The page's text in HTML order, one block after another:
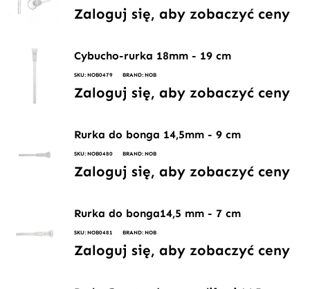
Zaloguj się, aby zobaczyć ceny
Cybucho-rurka 18mm - 19 cm
SKU: NOB0479 BRAND: NOB
Zaloguj się, aby zobaczyć ceny
Rurka do bonga 14,5mm - 9 cm
SKU: NOB0480 BRAND: NOB
Zaloguj się, aby zobaczyć ceny
Rurka do bonga14,5 mm - 7 cm
SKU: NOB0481 BRAND: NOB
Zaloguj się, aby zobaczyć ceny